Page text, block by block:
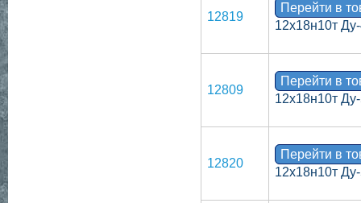
12819
Перейти в
12х18н10т
12809
Перейти в
12х18н10т
12820
Перейти в
12х18н10т